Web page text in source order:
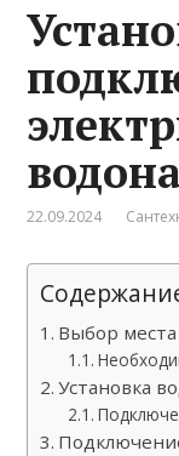
22.09.2024
Выбор места
Установка